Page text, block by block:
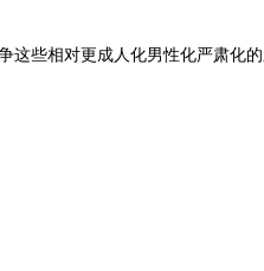
些相对更成人化男性化严肃化的